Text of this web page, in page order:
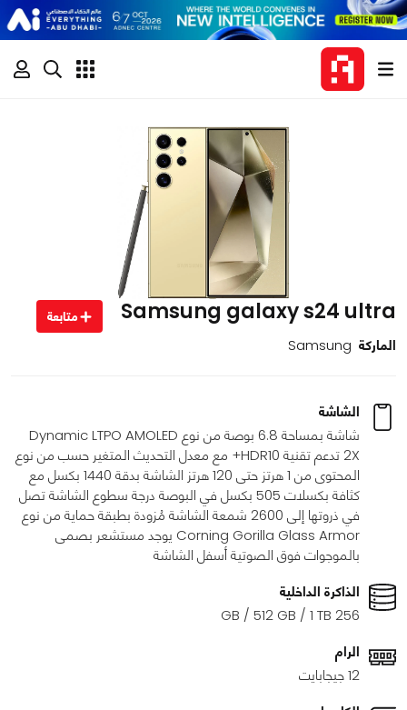
Samsung galaxy s24 ultra متابعة
الماركة Samsung
الشاشة
شاشة بمساحة 6.8 بوصة من نوع Dynamic LTPO AMOLED
2X تدعم تقنية HDR10+ مع معدل التحديث المتغير حسب من نوع
المحتوى من 1 هرتز حتى 120 هرتز الشاشة بدقة 1440 بكسل مع
كثافة بكسلات 505 بكسل في البوصة درجة سطوع الشاشة تصل
في ذروتها إلى 2600 شمعة الشاشة مُزودة بطبقة حماية من نوع
Corning Gorilla Glass Armor يوجد مستشعر بصمى
بالموجوات فوق الصوتية أسفل الشاشة
الذاكرة الداخلية
256 GB / 512 GB / 1 TB
الرام
12 جيجابايت